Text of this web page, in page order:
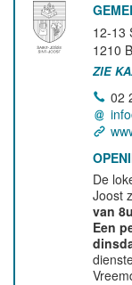
12-13
1210
ZIE
02
De
Joost
van
Een